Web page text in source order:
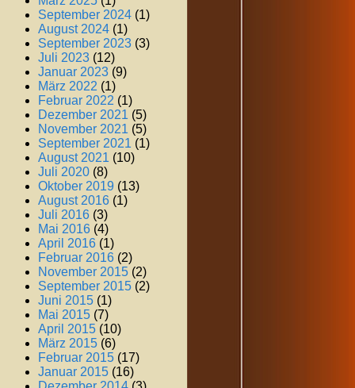
September 2024 (1)
August 2024 (1)
September 2023 (3)
Juli 2023 (12)
Januar 2023 (9)
März 2022 (1)
Februar 2022 (1)
Dezember 2021 (5)
November 2021 (5)
September 2021 (1)
August 2021 (10)
Juli 2020 (8)
Oktober 2019 (13)
August 2016 (1)
Juli 2016 (3)
Mai 2016 (4)
April 2016 (1)
Februar 2016 (2)
November 2015 (2)
September 2015 (2)
Juni 2015 (1)
Mai 2015 (7)
April 2015 (10)
März 2015 (6)
Februar 2015 (17)
Januar 2015 (16)